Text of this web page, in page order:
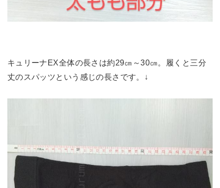
キュリーナEX全体の長さは約29㎝～30㎝。履くと三分
丈のスパッツという感じの長さです。↓